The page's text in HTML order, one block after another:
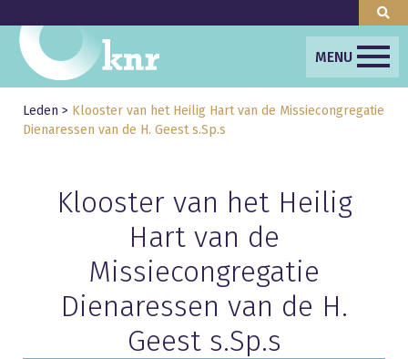
MENU
Leden > Klooster van het Heilig Hart van de Missiecongregatie
Dienaressen van de H. Geest s.Sp.s
Klooster van het Heilig
Hart van de
Missiecongregatie
Dienaressen van de H.
Geest s.Sp.s